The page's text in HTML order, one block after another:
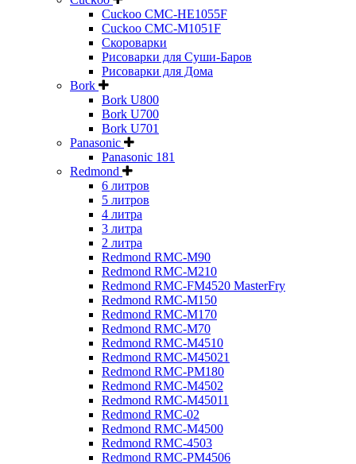
Cuckoo CMC-HE1055F
Cuckoo CMC-M1051F
Скороварки
Рисоварки для Суши-Баров
Рисоварки для Дома
Bork
Bork U800
Bork U700
Bork U701
Panasonic
Panasonic 181
Redmond
6 литров
5 литров
4 литра
3 литра
2 литра
Redmond RMC-M90
Redmond RMC-M210
Redmond RMC-FM4520 MasterFry
Redmond RMC-M150
Redmond RMC-M170
Redmond RMC-M70
Redmond RMC-M4510
Redmond RMC-M45021
Redmond RMC-PM180
Redmond RMC-M4502
Redmond RMC-M45011
Redmond RMC-02
Redmond RMC-M4500
Redmond RMC-4503
Redmond RMC-PM4506